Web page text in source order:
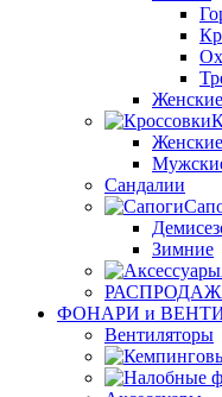
Женские
Женские
Сандалии
Зимние
ФОНАРИ и
Вентиляторы